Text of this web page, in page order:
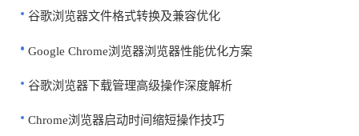
谷歌浏览器文件格式转换及兼容优化
Google Chrome浏览器浏览器性能优化方案
谷歌浏览器下载管理高级操作深度解析
Chrome浏览器启动时间缩短操作技巧